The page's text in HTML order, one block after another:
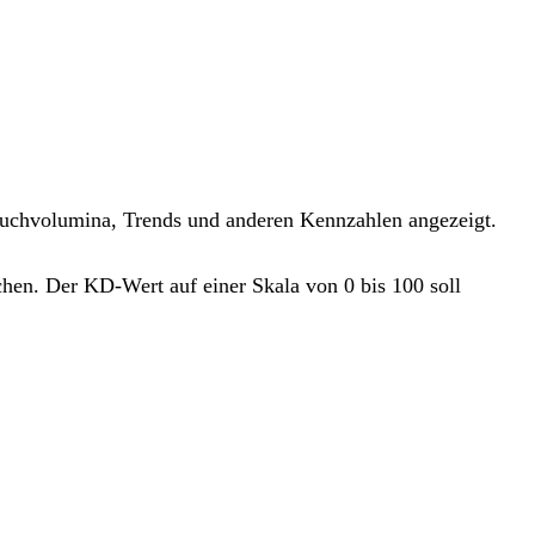
Trends und anderen Kennzahlen angezeigt.
Der KD-Wert auf einer Skala von 0 bis 100 soll